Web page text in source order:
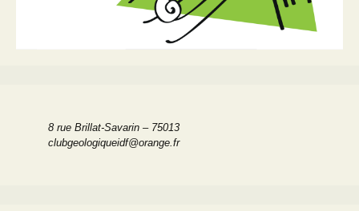
8 rue Brillat-Savarin – 75013
clubgeologiqueidf@orange.fr